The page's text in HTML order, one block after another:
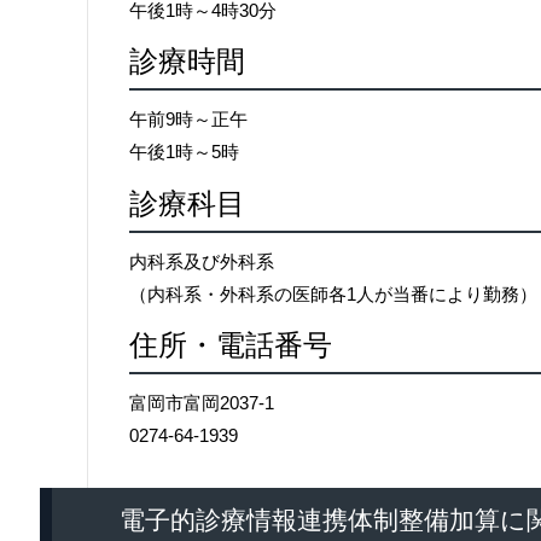
午後1時～4時30分
診療時間
午前9時～正午
午後1時～5時
診療科目
内科系及び外科系
（内科系・外科系の医師各1人が当番により勤務）
住所・電話番号
富岡市富岡2037-1
0274-64-1939
電子的診療情報連携体制整備加算に